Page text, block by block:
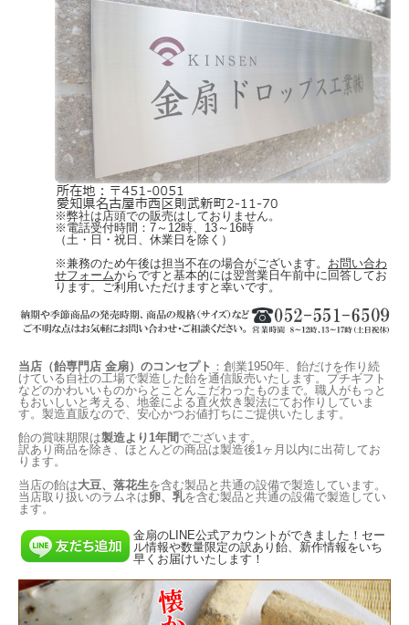
～スタッフメッセージ～
スーパーやお土産屋、サービスエリア（SA）などで流通している155g入りの弊
「旅先でふらりと立ち寄った売店で買った、豆が入った黒糖の飴がおいしかった
けれど、 それからなかなか見つけられない。また食べたくてあちこち探してい
るけれど、見つからない」
「小さいころ、祖父母の家に遊びに行くとおやつに出してくれた思い出の味。
なんとなくパッケージは覚えているんだけど…。どこにあるんだろう？」
もう一度会いたいあの味。
あのほっとする味を、また食べたい
いつでも手元に欲しい
その飴って、このパッケージではありませんか！？
創業1950年、飴一筋「金扇」の創業当時からの看板商品「黒豆」です。
に出回っている商品になります。
に「黒豆 チャック袋入り 130g」として取り扱っており、お問い合わせ頂いた方
にはこちらの商品をご案内させていただいておりました。
しかし、「なじみのあるあのパッケージと、たっぷり入ったあの黒豆を購入した
い！」、「市販の155g入りのはないの？」というご要望を多くいただくようにな
りました。
そこでご要望にお応えし、この「黒豆 155g入り」もネットショップで取り扱う
スーパーなどの店舗でご購入されたことのあるお客様も初めてのお客様もぜひ一
度、便利なネットショップをご利用ください。
ご注文はこちらから
※こちらの商品の袋はチャックは付いておりません。
開封後はお早めにご賞味ください。
※弊社は店頭での販売はしておりません。
※電話受付時間：7～12時、13～16時
（土・日・祝日、休業日を除く）
※兼務のため午後は担当不在の場合がございます。 お問い合わ
せフォームからですと基本的には翌営業日午前中に回答してお
ります。ご利用いただけますと幸いです。
当店（飴専門店 金扇）のコンセプト ：創業1950年、飴だけを作り続
けている自社の工場で製造した飴を通信販売いたします。プチギフト
などのかわいいものからとことんこだわったものまで。職人がもっと
もおいしいと考える、地釜による直火炊き製法にてお作りしていま
す。製造直販なので、安心かつお値打ちにご提供いたします。
飴の賞味期限は製造より1年間 でございます。
訳あり商品を除き、ほとんどの商品は製造後1ヶ月以内に出荷してお
ります。
当店の飴は大豆、落花生を含む製品と共通の設備で製造しています。
当店取り扱いのラムネは卵、乳を含む製品と共通の設備で製造してい
ます。
金扇のLINE公式アカウントができました！セー
ル情報や数量限定の訳あり飴、新作情報をいち
早くお届けいたします！